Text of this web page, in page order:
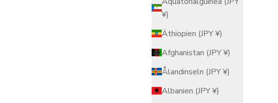
¥)
Äthiopien (JPY ¥)
Afghanistan (JPY ¥)
Ålandinseln (JPY ¥)
Albanien (JPY ¥)